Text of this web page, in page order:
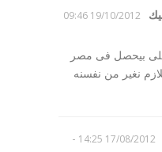
19/10/2012 09:46
بيحصل فى مصر
نغير من نفسنه
17/08/2012 14:25
-